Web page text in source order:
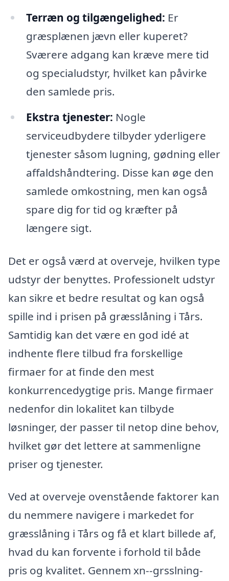
Terræn og tilgængelighed: Er
græsplænen jævn eller kuperet?
Sværere adgang kan kræve mere tid
og specialudstyr, hvilket kan påvirke
den samlede pris.
Ekstra tjenester: Nogle
serviceudbydere tilbyder yderligere
tjenester såsom lugning, gødning eller
affaldshåndtering. Disse kan øge den
samlede omkostning, men kan også
spare dig for tid og kræfter på
længere sigt.
Det er også værd at overveje, hvilken type
udstyr der benyttes. Professionelt udstyr
kan sikre et bedre resultat og kan også
spille ind i prisen på græsslåning i Tårs.
Samtidig kan det være en god idé at
indhente flere tilbud fra forskellige
firmaer for at finde den mest
konkurrencedygtige pris. Mange firmaer
nedenfor din lokalitet kan tilbyde
løsninger, der passer til netop dine behov,
hvilket gør det lettere at sammenligne
priser og tjenester.
Ved at overveje ovenstående faktorer kan
du nemmere navigere i markedet for
græsslåning i Tårs og få et klart billede af,
hvad du kan forvente i forhold til både
pris og kvalitet. Gennem xn--grsslning-